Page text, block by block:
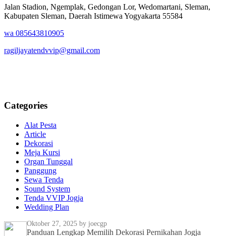
Jalan Stadion, Ngemplak, Gedongan Lor, Wedomartani, Sleman,
Kabupaten Sleman, Daerah Istimewa Yogyakarta 55584
wa 085643810905
ragiljayatendvvip@gmail.com
Categories
Alat Pesta
Article
Dekorasi
Meja Kursi
Organ Tunggal
Panggung
Sewa Tenda
Sound System
Tenda VVIP Jogja
Wedding Plan
Oktober 27, 2025 by joecgp
Panduan Lengkap Memilih Dekorasi Pernikahan Jogja